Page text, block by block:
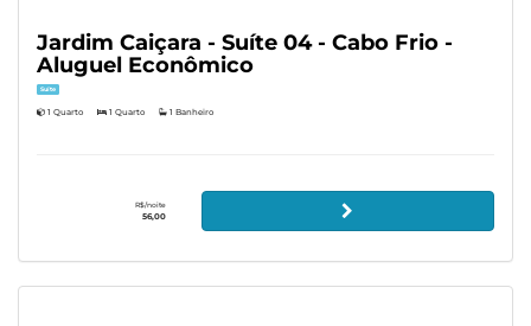
Jardim Caiçara - Suíte 04 - Cabo Frio -
Aluguel Econômico
Suíte
1 Quarto 1 Quarto 1 Banheiro
R$/noite
56,00